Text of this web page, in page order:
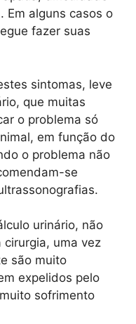
Em alguns casos o
fazer suas
sintomas, leve
que muitas
o problema só
em função do
o problema não
se
urinário, não
uma vez
são muito
expelidos pelo
sofrimento